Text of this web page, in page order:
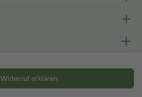
Widerruf erklären